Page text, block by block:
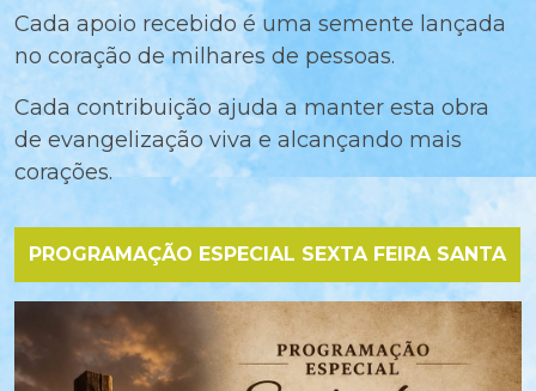
Cada apoio recebido é uma semente lançada
no coração de milhares de pessoas.
Cada contribuição ajuda a manter esta obra
de evangelização viva e alcançando mais
corações.
PROGRAMAÇÃO ESPECIAL SEXTA FEIRA SANTA